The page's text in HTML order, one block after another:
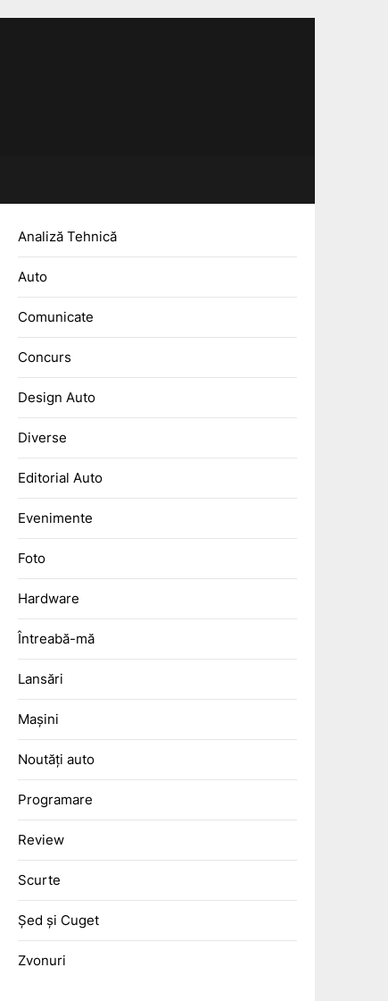
Analiză Tehnică
Auto
Comunicate
Concurs
Design Auto
Diverse
Editorial Auto
Evenimente
Foto
Hardware
Întreabă-mă
Lansări
Mașini
Noutăți auto
Programare
Review
Scurte
Șed și Cuget
Zvonuri